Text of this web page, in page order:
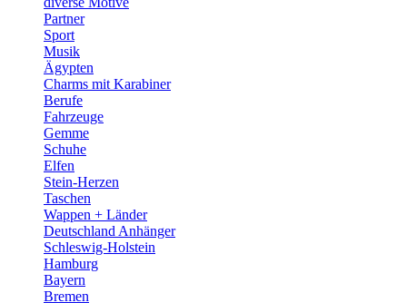
Partner
Sport
Musik
Ägypten
Charms mit Karabiner
Berufe
Fahrzeuge
Gemme
Schuhe
Elfen
Stein-Herzen
Taschen
Wappen + Länder
Deutschland Anhänger
Schleswig-Holstein
Hamburg
Bayern
Bremen